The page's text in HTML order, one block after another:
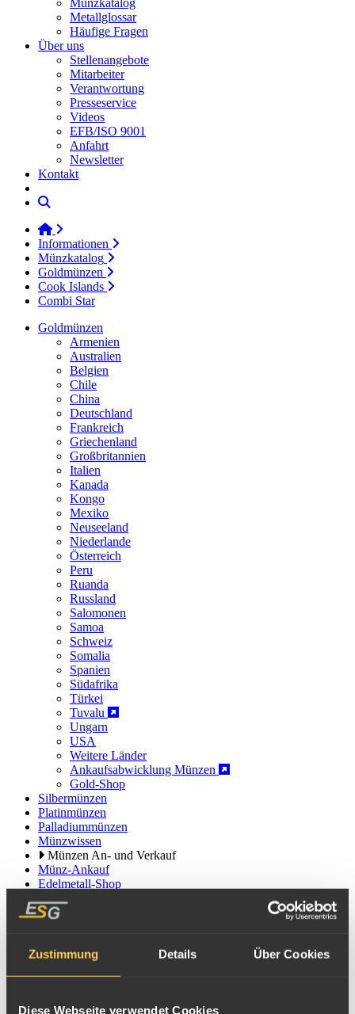
Zustimmung Details Über Cookies
Diese Webseite verwendet Cookies
Münzkatalog
Metallglossar
Häufige Fragen
Über uns
Stellenangebote
Mitarbeiter
Verantwortung
Presseservice
Videos
EFB/ISO 9001
Anfahrt
Newsletter
Kontakt
Informationen
Münzkatalog
Goldmünzen
Cook Islands
Combi Star
Goldmünzen
Armenien
Australien
Belgien
Chile
China
Deutschland
Frankreich
Griechenland
Großbritannien
Italien
Kanada
Kongo
Mexiko
Neuseeland
Niederlande
Österreich
Peru
Ruanda
Russland
Salomonen
Samoa
Schweiz
Somalia
Spanien
Südafrika
Türkei
Tuvalu
Ungarn
USA
Weitere Länder
Ankaufsabwicklung Münzen
Gold-Shop
Silbermünzen
Platinmünzen
Palladiummünzen
Münzwissen
Münzen An- und Verkauf
Münz-Ankauf
Edelmetall-Shop
CombiStar Gold Münzbarren der Cook Islands
sternförmige Barrenmünze, welche im CombiBar® Verfahren in
einzelne Minigoldbarren teilbar ist. Die 5 einzelnen, rautenförmigen